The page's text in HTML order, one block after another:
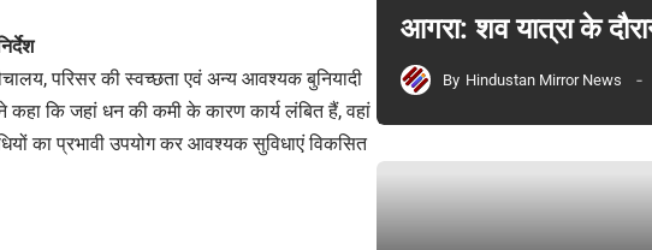
परिसर की स्वच्छता एवं अन्य आवश्यक बुनियादी
कि जहां धन की कमी के कारण कार्य लंबित हैं, वहां
का प्रभावी उपयोग कर आवश्यक सुविधाएं विकसित
आगरा: शव यात्रा के
By Hindustan Mirror News